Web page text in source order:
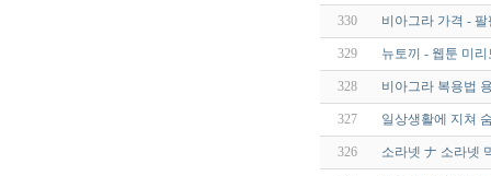
330 비아그라 가격 -
329 뉴토끼 - 웹툰 미
328 비아그라 복용법
327 일상생활에 지쳐
326 소라넷 ナ 소라넷